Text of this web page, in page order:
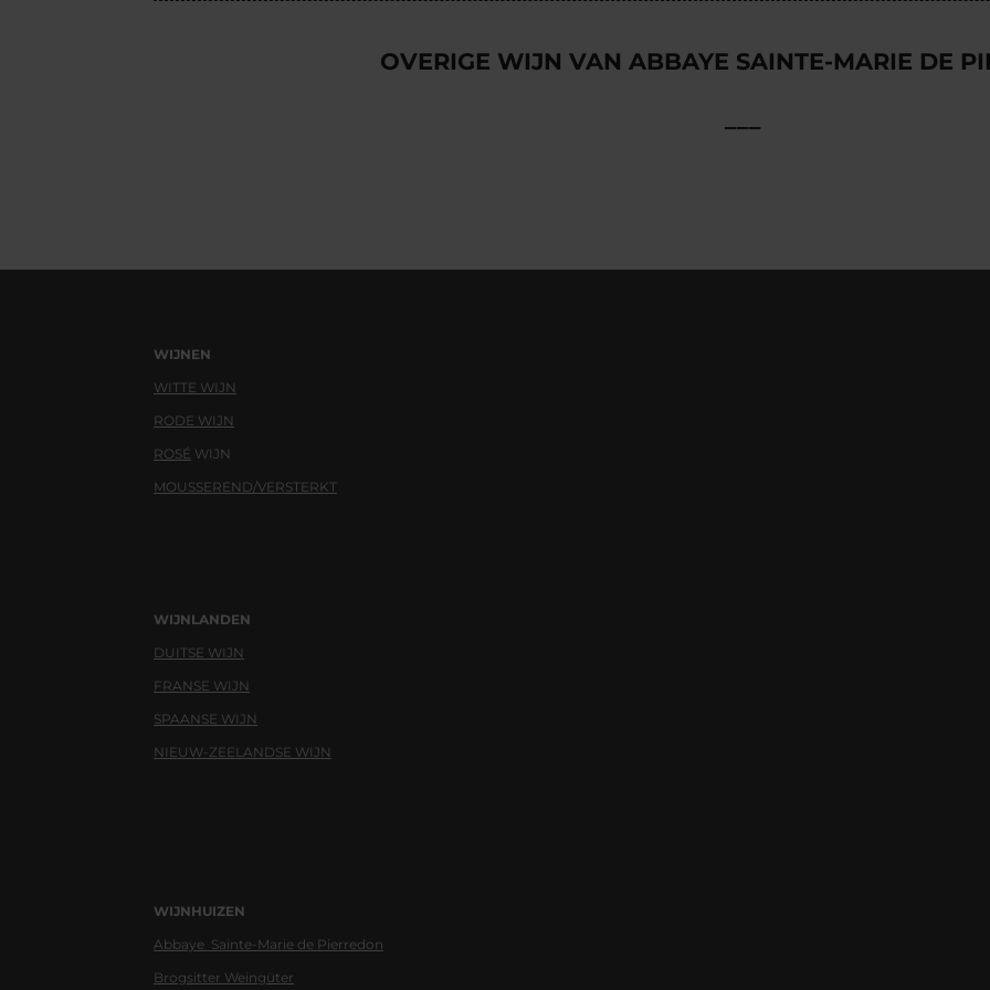
OVERIGE WIJN VAN ABBAYE SAINTE-MARIE DE
WIJNEN
WITTE WIJN
RODE WIJN
ROSÉ WIJN
MOUSSEREND/VERSTERKT
WIJNLANDEN
DUITSE WIJN
FRANSE WIJN
SPAANSE WIJN
NIEUW-ZEELANDSE WIJN
WIJNHUIZEN
Abbaye Sainte-Marie de Pierredon
Brogsitter Weingüter